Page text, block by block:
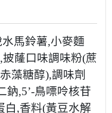
馬鈴薯,小麥麵
蕯口味調味粉(蔗
藻糖醇),調味劑
鈉,5’-鳥嘌呤核苷
白,香料(黃豆水解